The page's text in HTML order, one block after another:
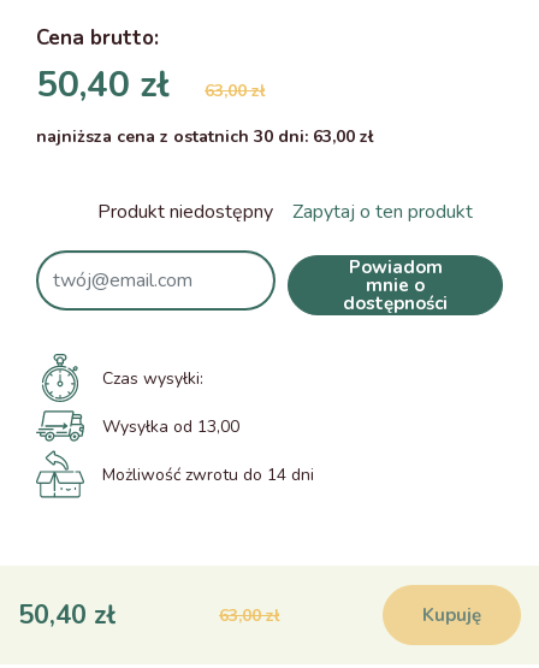
Cena brutto:
50,40 zł
63,00 zł
najniższa cena z ostatnich 30 dni: 63,00 zł
Produkt niedostępny Zapytaj o ten produkt
Powiadom
mnie o
dostępności
Czas wysyłki:
Wysyłka od 13,00
Możliwość zwrotu do 14 dni
50,40 zł 63,00 zł Kupuję